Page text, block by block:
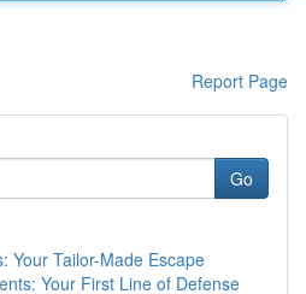
Report Page
Go
Your Tailor-Made Escape
Your First Line of Defense